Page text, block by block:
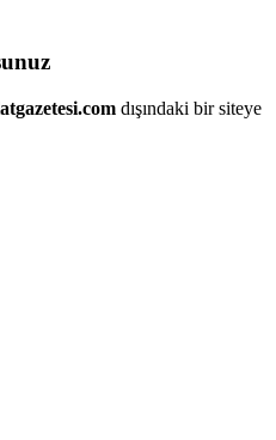
dışındaki bir siteye